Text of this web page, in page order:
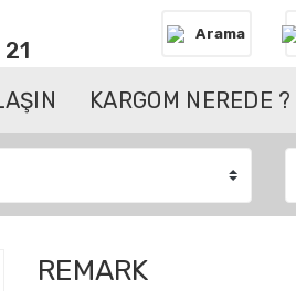
Arama
KARGOM NEREDE ?
REMARK